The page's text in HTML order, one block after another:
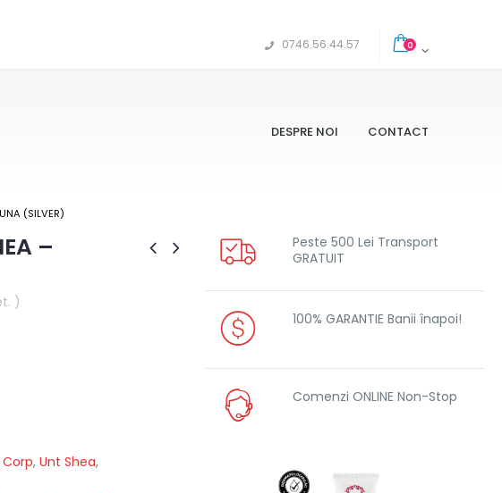
0746.56.44.57 0
DESPRE NOI CONTACT
(SILVER)
–
)
, Unt Shea,
Peste 500 Lei Transport
GRATUIT
100% GARANTIE Banii înapoi!
Comenzi ONLINE Non-Stop